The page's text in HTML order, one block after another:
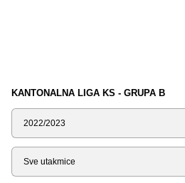
KANTONALNA LIGA KS - GRUPA B
Sezona
Tip